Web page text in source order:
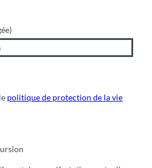
politique de protection de la vie